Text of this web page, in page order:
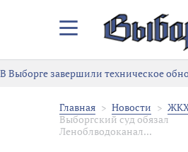
Закрыть/
меню
В Выборге завершили техническое
Главная Новости
Выборгский суд обязал
Леноблводоканал...